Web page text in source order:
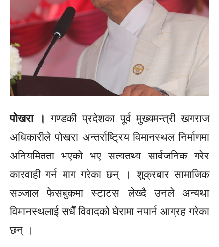
पोखरा । गण्डकी प्रदेशका पूर्व मुख्यमन्त्री खगराज
अधिकारीले पोखरा अन्तर्राष्ट्रिय विमानस्थल निर्माणमा
अनियमितता भएको भए सत्यतथ्य सार्वजनिक गरेर
कारवाही गर्न माग गरेका छन् । शुक्रबार सामाजिक
सञ्जाल फेसबुकमा स्टाटस लेख्दै उनले अन्यथा
विमानस्थलाई सधैँ विवादको घेरामा नपार्न आग्रह गरेका
छन् ।